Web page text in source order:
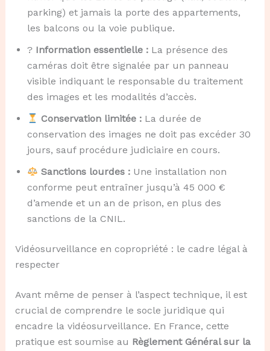
parking) et jamais la porte des appartements,
les balcons ou la voie publique.
? Information essentielle :La présence des
caméras doit être signalée par un panneau
visible indiquant le responsable du traitement
des images et les modalités d’accès.
Conservation limitée :La durée de
conservation des images ne doit pas excéder 30
jours, sauf procédure judiciaire en cours.
Sanctions lourdes :Une installation non
conforme peut entraîner jusqu’à 45 000 €
d’amende et un an de prison, en plus des
sanctions de la CNIL.
Vidéosurveillance en copropriété : le cadre légal à
respecter
Avant même de penser à l’aspect technique, il est
crucial de comprendre le socle juridique qui
encadre la vidéosurveillance. En France, cette
pratique est soumise au Règlement Général sur la